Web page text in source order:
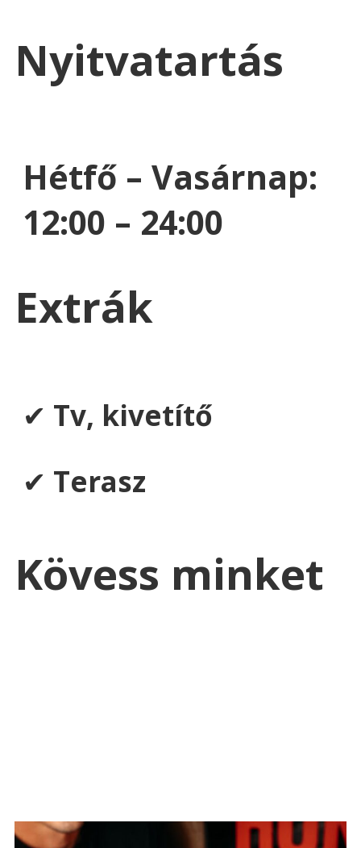
Nyitvatartás
Hétfő – Vasárnap:
12:00 – 24:00
Extrák
✔ Tv, kivetítő
✔ Terasz
Kövess minket